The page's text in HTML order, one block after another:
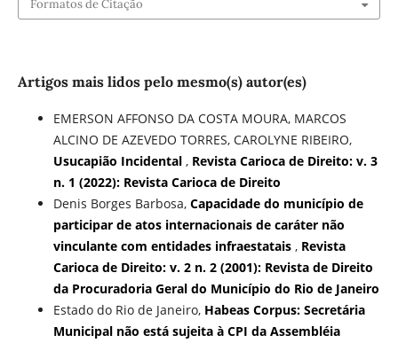
Formatos de Citação
Artigos mais lidos pelo mesmo(s) autor(es)
EMERSON AFFONSO DA COSTA MOURA, MARCOS
ALCINO DE AZEVEDO TORRES, CAROLYNE RIBEIRO,
Usucapião Incidental , Revista Carioca de Direito: v. 3
n. 1 (2022): Revista Carioca de Direito
Denis Borges Barbosa, Capacidade do município de
participar de atos internacionais de caráter não
vinculante com entidades infraestatais , Revista
Carioca de Direito: v. 2 n. 2 (2001): Revista de Direito
da Procuradoria Geral do Município do Rio de Janeiro
Estado do Rio de Janeiro, Habeas Corpus: Secretária
Municipal não está sujeita à CPI da Assembléia